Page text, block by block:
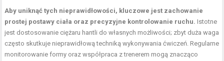
Aby uniknąć tych nieprawidłowości, kluczowe jest zachowanie
prostej postawy ciała oraz precyzyjne kontrolowanie ruchu. Istotne
jest dostosowanie ciężaru hantli do własnych możliwości; zbyt duża waga
często skutkuje nieprawidłową techniką wykonywania ćwiczeń. Regularne
monitorowanie formy oraz współpraca z trenerem mogą znacząco